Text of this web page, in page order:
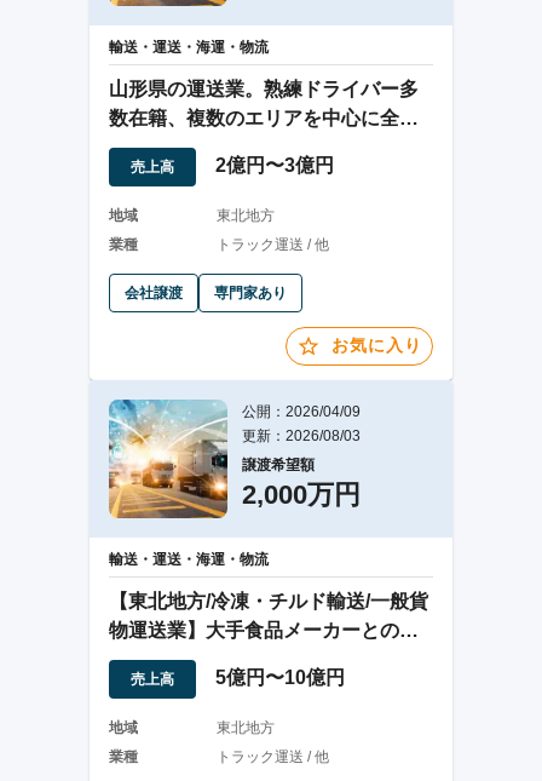
輸送・運送・海運・物流
山形県の運送業。熟練ドライバー多
数在籍、複数のエリアを中心に全国
配送対応
売上高 2億円〜3億円
地域
東北地方
業種
トラック運送 / 他
会社譲渡 専門家あり
お気に入り
公開：2026/04/09
更新：2026/08/03
譲渡希望額
2,000万円
輸送・運送・海運・物流
【東北地方/冷凍・チルド輸送/一般貨
物運送業】大手食品メーカーとの取
引実績多数
売上高 5億円〜10億円
地域
東北地方
業種
トラック運送 / 他